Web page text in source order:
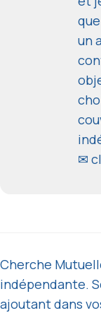
un
✉
Cherche
indépendante.
ajoutant dans